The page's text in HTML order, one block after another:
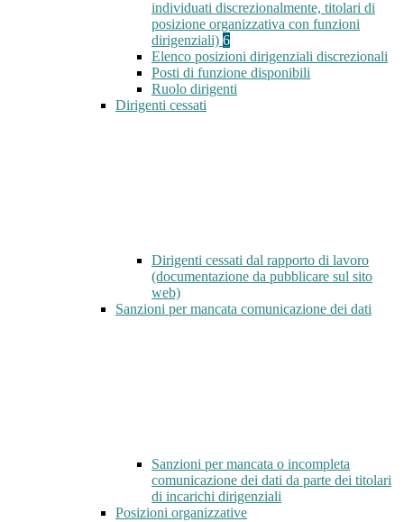
individuati discrezionalmente, titolari di
posizione organizzativa con funzioni
dirigenziali) 6
Elenco posizioni dirigenziali discrezionali
Posti di funzione disponibili
Ruolo dirigenti
Dirigenti cessati
Dirigenti cessati dal rapporto di lavoro
(documentazione da pubblicare sul sito
web)
Sanzioni per mancata comunicazione dei dati
Sanzioni per mancata o incompleta
comunicazione dei dati da parte dei titolari
di incarichi dirigenziali
Posizioni organizzative